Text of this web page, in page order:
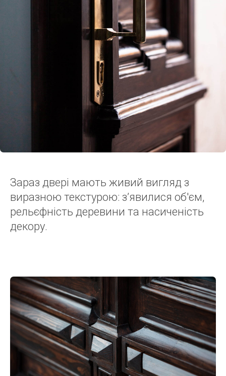
Зараз двері мають живий вигляд з
виразною текстурою: з’явилися об'єм,
рельєфність деревини та насиченість
декору.